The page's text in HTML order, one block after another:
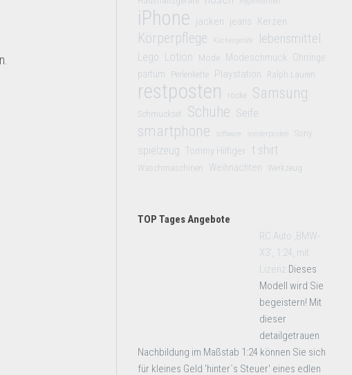
iPhone jacken jeans Kerzen
Körperpflege Küchengeräte lebensmittel
Lego Lotion Mode Modeschmuck Ohrringe
parfüm
Perlenkette Playstation Ralph Lauren
restposten röcke Samsung
Schmuckset Schuhe Seife
smartphone software sonderposten Sony
spielzeug Tommy Hilfiger t shirt
Waschmaschinen Weihnachten Werkzeug
TOP Tages Angebote
RC Auto ‚BMW-
X3‘, 1:24, mit
Lizenz Dieses
Modell wird Sie
begeistern! Mit
dieser
detailgetrauen
Nachbildung im Maßstab 1:24 können Sie sich
für kleines Geld 'hinter´s Steuer' eines edlen